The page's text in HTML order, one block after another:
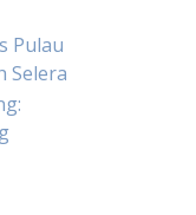
Pulau
Selera